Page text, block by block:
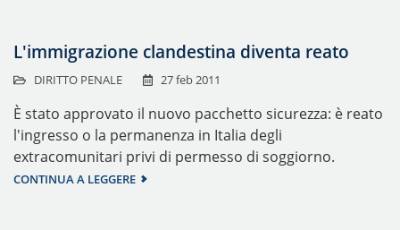
L'immigrazione clandestina diventa reato
DIRITTO PENALE 27 feb 2011
È stato approvato il nuovo pacchetto sicurezza: è reato
l'ingresso o la permanenza in Italia degli
extracomunitari privi di permesso di soggiorno.
CONTINUA A LEGGERE